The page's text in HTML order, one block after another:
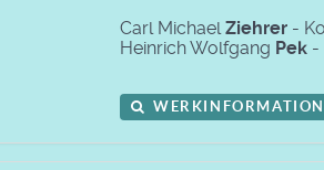
Carl MichaelZiehrer -
Heinrich Wolfgang Pek -
WERKINFORMATION